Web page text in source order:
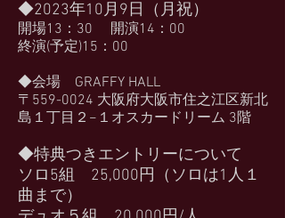
◆2023年10月9日（月祝）
開場13：30 開演14：00
終演(予定)15：00
◆会場 GRAFFY HALL
〒559-0024 大阪府大阪市住之江区新北
島１丁目２−１オスカードリーム 3階
◆特典つきエントリーについて
ソロ5組 25,000円（ソロは1人１
曲まで）